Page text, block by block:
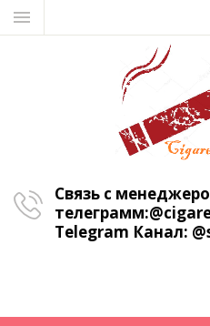
Связь с
телеграмм:
Telegram Канал: